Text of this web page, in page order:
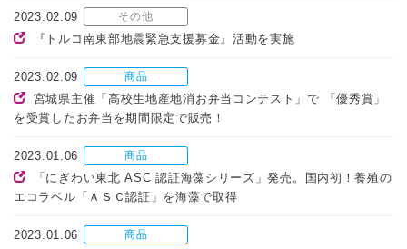
2023.02.09 その他
『トルコ南東部地震緊急支援募金』活動を実施
2023.02.09 商品
宮城県主催「高校生地産地消お弁当コンテスト」で 「優秀賞」
を受賞したお弁当を期間限定で販売！
2023.01.06 商品
「にぎわい東北 ASC 認証海藻シリーズ」発売。国内初！養殖の
エコラベル「ＡＳＣ認証」を海藻で取得
2023.01.06 商品